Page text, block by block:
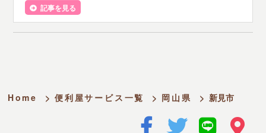
記事を見る
Home > 便利屋サービス一覧 > 岡山県 > 新見市